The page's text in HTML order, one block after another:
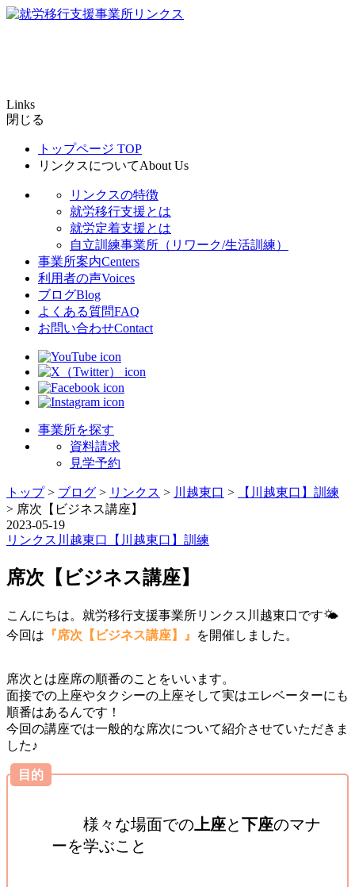
Links
閉じる
トップページ TOP
リンクスについてAbout Us
リンクスの特徴
就労移行支援とは
就労定着支援とは
自立訓練事業所（リワーク/生活訓練）
事業所案内Centers
利用者の声Voices
ブログBlog
よくある質問FAQ
お問い合わせContact
事業所を探す
資料請求
見学予約
トップ> ブログ > リンクス > 川越東口 >
【川越東口】訓練
> 席次【ビジネス講座】
2023-05-19
リンクス 川越東口 【川越東口】訓練
席次【ビジネス講座】
こんにちは。就労移行支援事業所リンクス川越東口です🌤
今回は 『席次【ビジネス講座】』 を開催しました。
席次とは座席の順番のことをいいます。
面接での上座やタクシーの上座そして実はエレベーターにも
順番はあるんです！
今回の講座では一般的な席次について紹介させていただきま
した♪
目的
様々な場面での上座と下座のマナ
ーを学ぶこと